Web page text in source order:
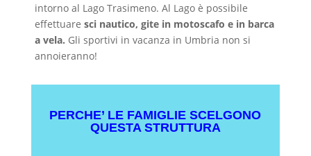
intorno al Lago Trasimeno. Al Lago è possibile
effettuare sci nautico, gite in motoscafo e in barca
a vela. Gli sportivi in vacanza in Umbria non si
annoieranno!
PERCHE’ LE FAMIGLIE SCELGONO
QUESTA STRUTTURA